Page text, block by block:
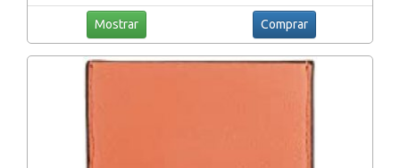
Mostrar Comprar